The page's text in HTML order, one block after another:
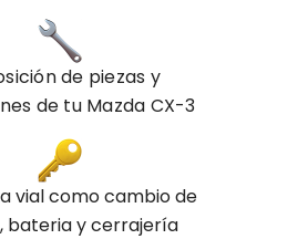
de piezas y
de tu Mazda CX-3
vial como cambio de
bateria y cerrajería